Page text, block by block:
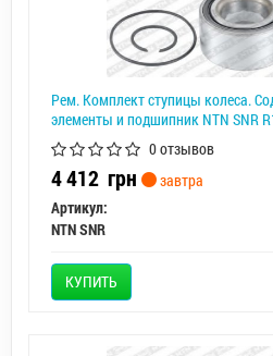
Рем. Комплект ступицы колеса.
элементы и подшипник NTN SNR
0 отзывов
4 412 грн
завтра
Артикул:
NTN SNR
КУПИТЬ